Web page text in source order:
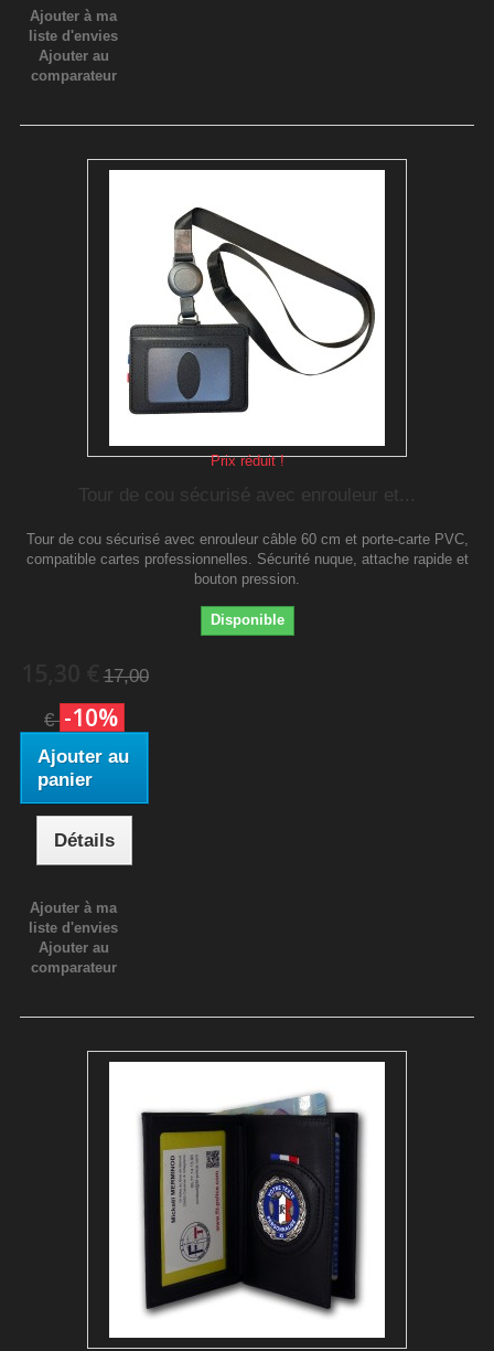
Ajouter à ma
liste d'envies
Ajouter au
comparateur
Prix réduit !
Tour de cou sécurisé avec enrouleur et...
Tour de cou sécurisé avec enrouleur câble 60 cm et porte-carte PVC,
compatible cartes professionnelles. Sécurité nuque, attache rapide et
bouton pression.
Disponible
17,00
€ -10%
Ajouter au
panier
Détails
Ajouter à ma
liste d'envies
Ajouter au
comparateur